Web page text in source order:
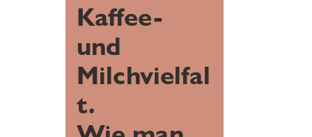
Kaffee-
und
Milchvielfal
t.